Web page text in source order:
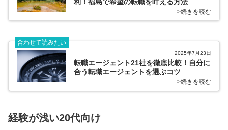
利！福島で希望の転職を叶える方法
>続きを読む
合わせて読みたい
2025年7月23日
転職エージェント21社を徹底比較！自分に
合う転職エージェントを選ぶコツ
>続きを読む
経験が浅い20代向け